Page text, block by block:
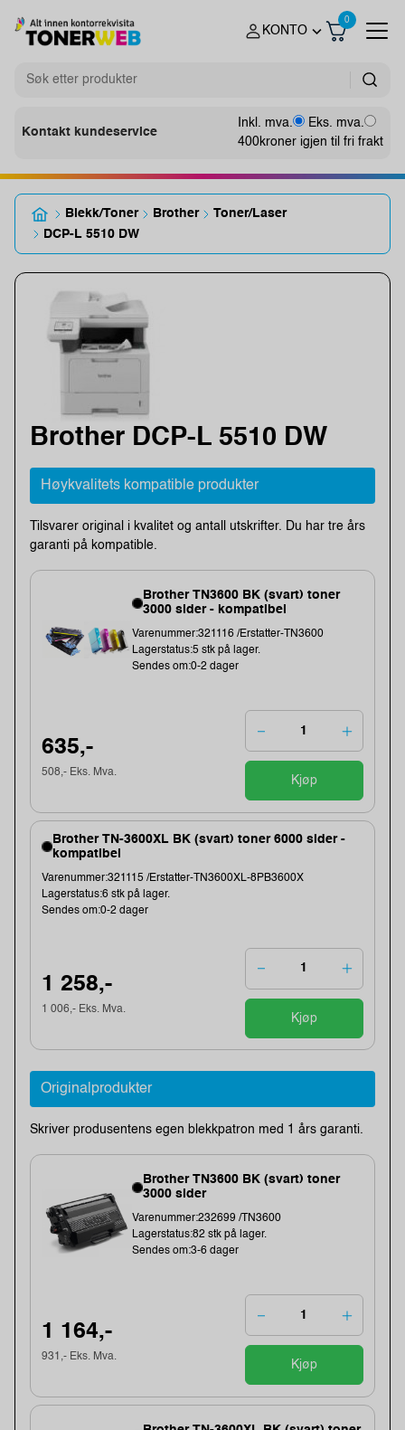
KONTO
0
Kontakt kundeservice
Inkl. mva.
Eks. mva.
400kroner igjen til fri frakt
Blekk/Toner Brother
Toner/Laser
DCP-L 5510 DW
Brother DCP-L 5510 DW
Høykvalitets kompatible produkter
Tilsvarer original i kvalitet og antall utskrifter. Du har tre års
garanti på kompatible.
Brother TN3600 BK (svart) toner
3000 sider - kompatibel
Varenummer:321116 /Erstatter-TN3600
Lagerstatus:5 stk på lager.
Sendes om:0-2 dager
635,-
508,- Eks. Mva.
Kjøp
Brother TN-3600XL BK (svart) toner 6000 sider -
kompatibel
Varenummer:321115 /Erstatter-TN3600XL-8PB3600X
Lagerstatus:6 stk på lager.
Sendes om:0-2 dager
1 258,-
1 006,- Eks. Mva.
Kjøp
Originalprodukter
Skriver produsentens egen blekkpatron med 1 års garanti.
Brother TN3600 BK (svart) toner
3000 sider
Varenummer:232699 /TN3600
Lagerstatus:82 stk på lager.
Sendes om:3-6 dager
1 164,-
931,- Eks. Mva.
Kjøp